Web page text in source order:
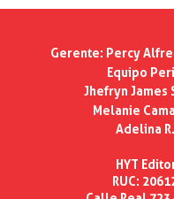
Gerente: Percy
Equipo
Jhefryn James
Melanie
Adelina
HYT
RUC: